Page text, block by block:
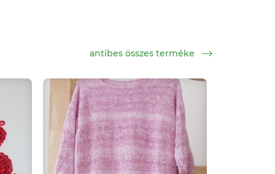
antibes összes terméke